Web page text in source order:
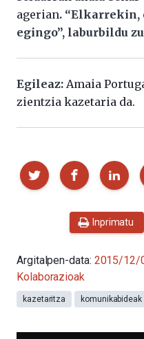
agerian. “Elkarrekin,
egingo”, laburbildu
Egileaz: Amaia
zientzia kazetaria da.
Partekatu
Inprimatu
Argitalpen-data: 2015/12/
Kolaborazioak
kazetaritza komunikabideak